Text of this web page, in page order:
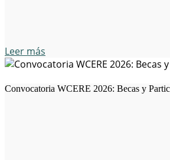
Leer más
Convocatoria WCERE 2026: Becas y